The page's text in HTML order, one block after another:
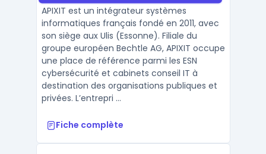
APIXIT est un intégrateur systèmes
informatiques français fondé en 2011, avec
son siège aux Ulis (Essonne). Filiale du
groupe européen Bechtle AG, APIXIT occupe
une place de référence parmi les ESN
cybersécurité et cabinets conseil IT à
destination des organisations publiques et
privées. L’entrepri ...
Fiche complète